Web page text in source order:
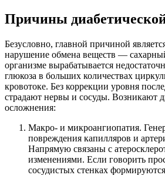
Причины
Безусловно, главной причиной
нарушение обмена веществ —
организме вырабатывается
глюкоза в больших количествах
кровотоке. Без коррекции уровня
страдают нервы и сосуды. Возникают
осложнения:
Макро- и микроангиопатия.
повреждения капилляров и
Напрямую связаны с
изменениями. Если говорить
сосудистых стенках